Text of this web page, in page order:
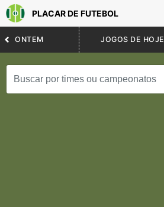
PLACAR DE FUTEBOL
ONTEM JOGOS DE HOJE